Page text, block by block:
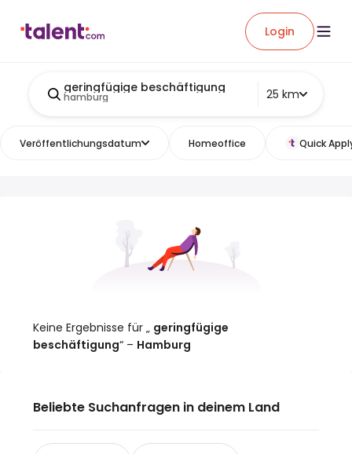
Login
geringfügige beschäftigung
hamburg 25 km
Veröffentlichungsdatum Homeoffice Quick
Keine Ergebnisse für „ geringfügige
beschäftigung“ – Hamburg
Beliebte Suchanfragen in deinem Land